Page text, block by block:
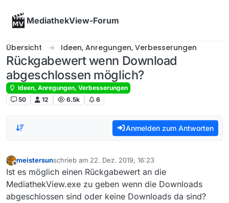
MediathekView-Forum
Übersicht Ideen, Anregungen, Verbesserungen
Rückgabewert wenn Download
abgeschlossen möglich?
Ideen, Anregungen, Verbesserungen
50
12 6.5k 6
Anmelden zum Antworten
meistersunschrieb am 22. Dez. 2019, 16:23
zuletzt editiert von
Ist es möglich einen Rückgabewert an die
MediathekView.exe zu geben wenn die Downloads
abgeschlossen sind oder keine Downloads da sind?